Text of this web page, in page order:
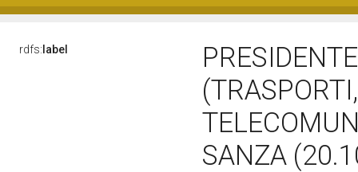
rdfs: label
SANZA